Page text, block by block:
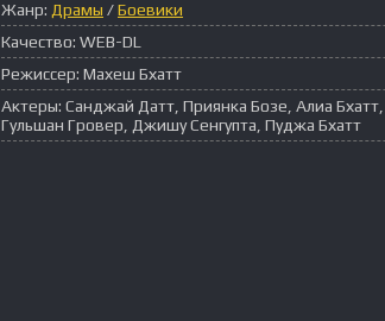
Жанр: Драмы /Боевики
Качество: WEB-DL
Режиссер: Махеш Бхатт
Актеры: Санджай Датт, Приянка Бозе, Алиа Бхатт,
Гульшан Гровер, Джишу Сенгупта, Пуджа Бхатт